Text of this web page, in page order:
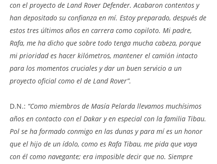
con el proyecto de Land Rover Defender. Acabaron contentos y
han depositado su confianza en mí. Estoy preparado, después de
estos tres últimos años en carrera como copiloto. Mi padre,
Rafa, me ha dicho que sobre todo tenga mucha cabeza, porque
mi prioridad es hacer kilómetros, mantener el camión intacto
para los momentos cruciales y dar un buen servicio a un
proyecto oficial como el de Land Rover”.
D.N.: “Como miembros de Masía Pelarda llevamos muchísimos
años en contacto con el Dakar y en especial con la familia Tibau.
Pol se ha formado conmigo en las dunas y para mí es un honor
que el hijo de un ídolo, como es Rafa Tibau, me pida que vaya
con él como navegante; era imposible decir que no. Siempre